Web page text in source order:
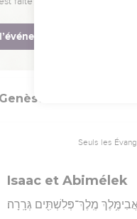
וַיֵּלַ֑ךְ וַיִּ֥בֶז עֵשָׂ֖ו אֶת־הַבְּכֹרָֽה׃
Hébreu : © Westminster
Genèse
Seuls les
Isaac et Abimélek
מֶֽלֶךְ־פְּלִשְׁתִּ֖ים גְּרָֽרָה׃